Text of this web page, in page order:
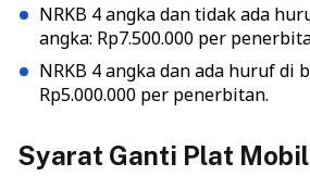
NRKB 4 angka dan tidak ada
angka: Rp7.500.000 per
NRKB 4 angka dan ada huruf di
Rp5.000.000 per penerbitan.
Syarat Ganti Plat Mobil